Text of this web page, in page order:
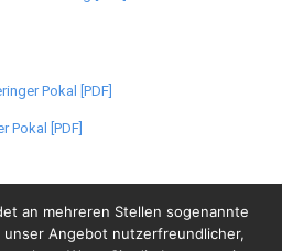
Pokal [PDF]
Pokal [PDF]
an mehreren Stellen sogenannte
Angebot nutzerfreundlicher,